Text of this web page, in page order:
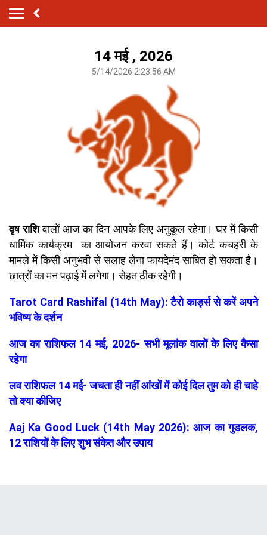
14 मई , 2026
5/14/2026 2:23:56 AM
वृष राशिवालों आज का दिन आपके लिए अनुकूल रहेगा। घर में किसी
धार्मिक कार्यक्रम का आयोजन करवा सकते हैं। कोर्ट कचहरी के
मामले में किसी अनुभवी से सलाह लेना फायदेमंद साबित हो सकता है।
छात्रों का मन पढ़ाई में लगेगा। सेहत ठीक रहेगी।
Tarot Card Rashifal (14th May): टैरो कार्ड्स से करें अपने
भविष्य के दर्शन
आज का राशिफल 14 मई, 2026- सभी मूलांक वालों के लिए कैसा
रहेगा
लव राशिफल 14 मई- जचता ही नहीं आंखों में कोई दिल तुम को ही चाहे
तो क्या कीजिए
Aaj Ka Good Luck (14th May 2026): आज का गुडलक,
12 राशियों के लिए शुभ संकेत और उपाय